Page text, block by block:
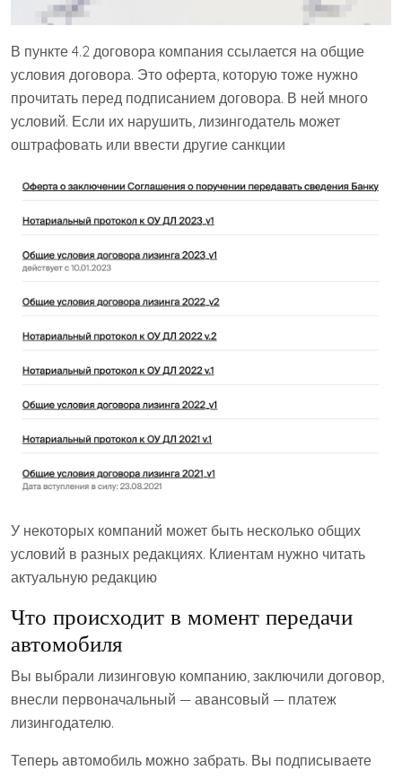
В пункте 4.2 договора компания ссылается на общие
условия договора. Это оферта, которую тоже нужно
прочитать перед подписанием договора. В ней много
условий. Если их нарушить, лизингодатель может
оштрафовать или ввести другие санкции
У некоторых компаний может быть несколько общих
условий в разных редакциях. Клиентам нужно читать
актуальную редакцию
Что происходит в момент передачи
автомобиля
Вы выбрали лизинговую компанию, заключили договор,
внесли первоначальный — авансовый — платеж
лизингодателю.
Теперь автомобиль можно забрать. Вы подписываете